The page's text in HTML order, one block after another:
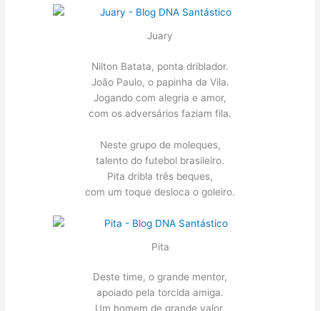
Juary
Nilton Batata, ponta driblador.
João Paulo, o papinha da Vila.
Jogando com alegria e amor,
com os adversários faziam fila.
Neste grupo de moleques,
talento do futebol brasileiro.
Pita dribla três beques,
com um toque desloca o goleiro.
Pita
Deste time, o grande mentor,
apoiado pela torcida amiga.
Um homem de grande valor,